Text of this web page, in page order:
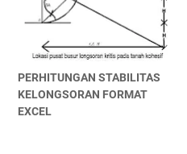
PERHITUNGAN STABILITAS
KELONGSORAN FORMAT
EXCEL